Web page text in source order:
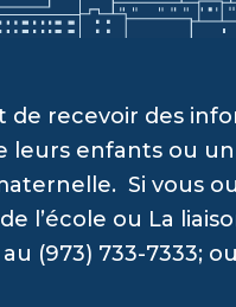
de recevoir des
leurs enfants ou
Si vous
l’école ou La
(973) 733-7333;